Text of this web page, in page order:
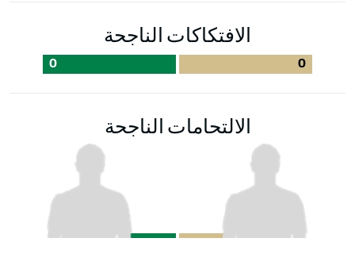
الافتكاكات الناجحة
0
0
الالتحامات الناجحة